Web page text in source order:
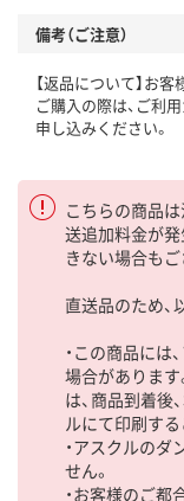
備考（ご注意）
【返品について】お
ご購入の際は、ご利用
申し込みください。
こちらの商品は
送追加料金が
きない場合も
直送品のため、
・この商品に
場合がありま
は、商品到着後
ルにて印刷する
・アスクルの
せん。
・お客様のご都